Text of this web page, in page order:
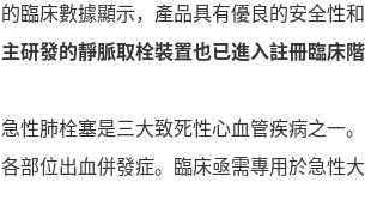
的臨床數據顯示，產品具有優良的安全性
主研發的靜脈取栓裝置也已進入註冊臨床階
急性肺栓塞是三大致死性心血管疾病之一
各部位出血併發症。臨床亟需專用於急性